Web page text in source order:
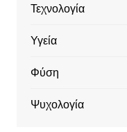
Τεχνολογία
Υγεία
Φύση
Ψυχολογία